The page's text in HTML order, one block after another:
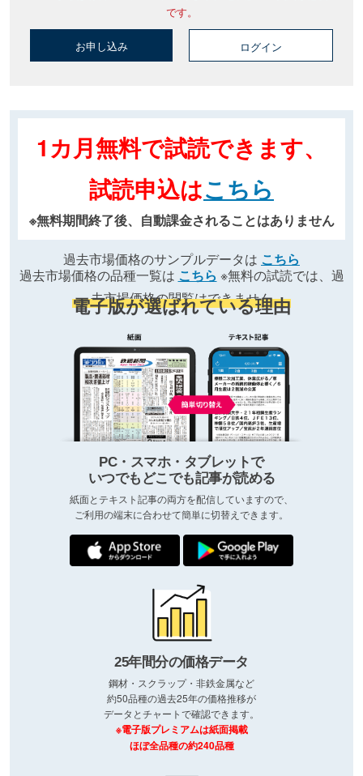
です。
お申し込み ログイン
1カ月無料で試読できます、
試読申込はこちら
※無料期間終了後、自動課金されることはありません
過去市場価格のサンプルデータは こちら
過去市場価格の品種一覧は こちら ※無料の試読では、過
去市場価格の閲覧はできません
電子版が選ばれている理由
PC・スマホ・タブレットで
いつでもどこでも記事が読める
紙面とテキスト記事の両方を配信していますので、
ご利用の端末に合わせて簡単に切替えできます。
25年間分の価格データ
鋼材・スクラップ・非鉄金属など
約50品種の過去25年の価格推移が
データとチャートで確認できます。
※電子版プレミアムは紙面掲載
ほぼ全品種の約240品種